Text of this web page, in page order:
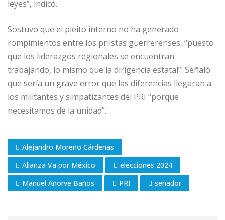
leyes”, indicó.
Sostuvo que el pleito interno no ha generado
rompimientos entre los priistas guerrerenses, “puesto
que los liderazgos regionales se encuentran
trabajando, lo mismo que la dirigencia estatal”. Señaló
que sería un grave error que las diferencias llegaran a
los militantes y simpatizantes del PRI “porque
necesitamos de la unidad”.
Alejandro Moreno Cárdenas
Alianza Va por México
elecciones 2024
Manuel Añorve Baños
PRI senador